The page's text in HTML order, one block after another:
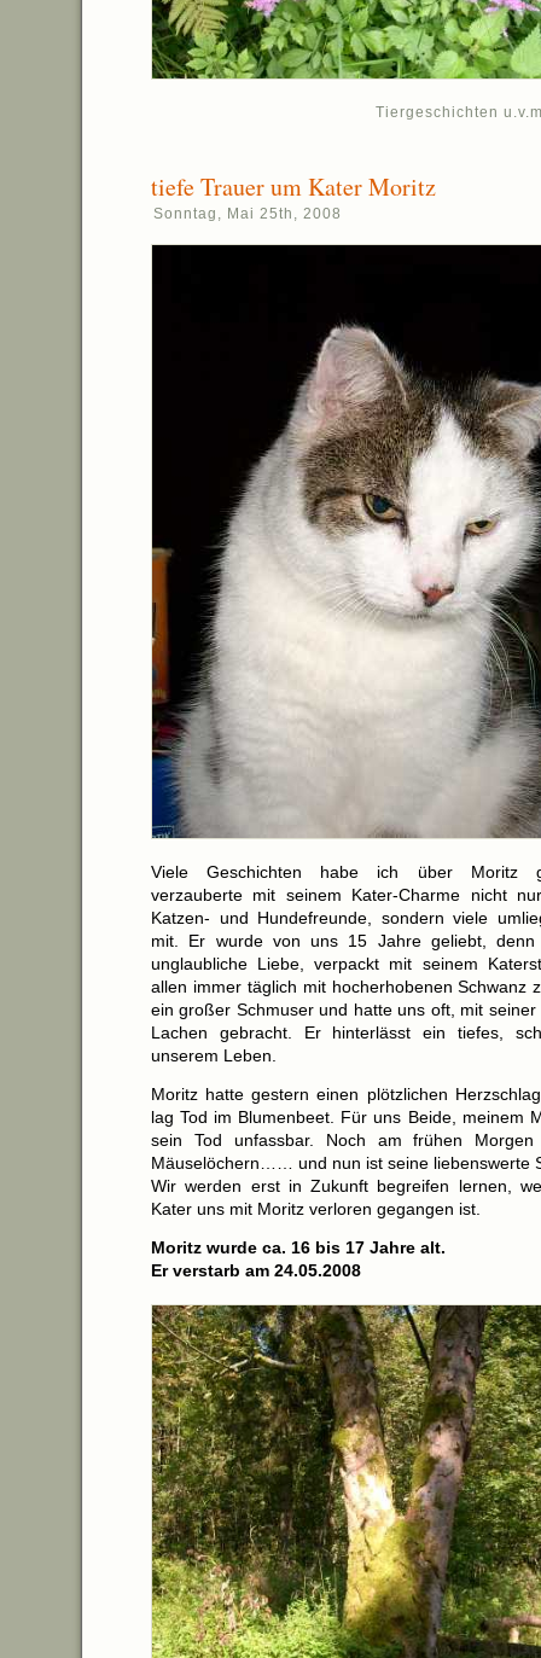
Tiergeschichten
tiefe Trauer um Kater Moritz
Sonntag, Mai 25th, 2008
Viele Geschichten habe ich über Moritz
verzauberte mit seinem Kater-Charme nicht
Katzen- und Hundefreunde, sondern viele
mit. Er wurde von uns 15 Jahre geliebt,
unglaubliche Liebe, verpackt mit seinem
allen immer täglich mit hocherhobenen Schwanz
ein großer Schmuser und hatte uns oft, mit seiner
Lachen gebracht. Er hinterlässt ein tiefes,
unserem Leben.
Moritz hatte gestern einen plötzlichen
lag Tod im Blumenbeet. Für uns Beide, meinem
sein Tod unfassbar. Noch am frühen
Mäuselöchern…… und nun ist seine liebenswerte
Wir werden erst in Zukunft begreifen lernen,
Kater uns mit Moritz verloren gegangen ist.
Moritz wurde ca. 16 bis 17 Jahre alt.
Er verstarb am 24.05.2008